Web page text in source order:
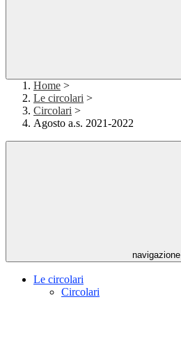
Home >
Le circolari >
Circolari >
Agosto a.s. 2021-2022
navigazione
Le circolari
Circolari